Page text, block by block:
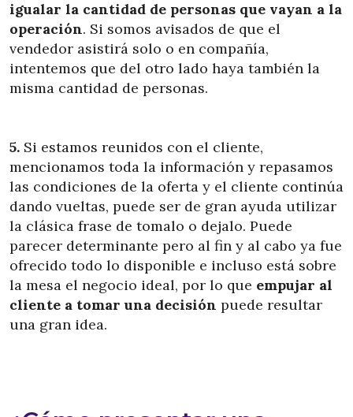
igualar la cantidad de personas que vayan a la
operación. Si somos avisados de que el
vendedor asistirá solo o en compañía,
intentemos que del otro lado haya también la
misma cantidad de personas.
5. Si estamos reunidos con el cliente,
mencionamos toda la información y repasamos
las condiciones de la oferta y el cliente continúa
dando vueltas, puede ser de gran ayuda utilizar
la clásica frase de tomalo o dejalo. Puede
parecer determinante pero al fin y al cabo ya fue
ofrecido todo lo disponible e incluso está sobre
la mesa el negocio ideal, por lo que empujar al
cliente a tomar una decisión puede resultar
una gran idea.